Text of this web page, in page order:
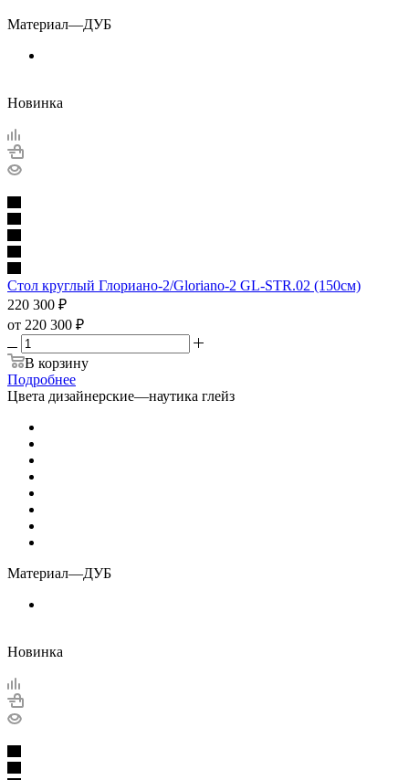
Материал—ДУБ
Новинка
Стол круглый Глориано-2/Gloriano-2 GL-STR.02 (150см)
220 300 ₽
от 220 300 ₽
В корзину
Подробнее
Цвета дизайнерские—наутика глейз
Материал—ДУБ
Новинка